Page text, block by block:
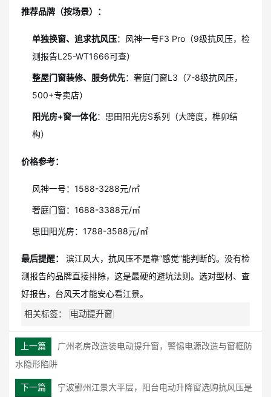
推荐品牌（按场景）：
单独换窗、追求抗风压：风神一号F3 Pro（9级抗风压，检
测报告L25-WT1666可查）
整屋门窗装修、服务优先：奢庭门窗L3（7-8级抗风压，
500+专卖店）
阳光房+窗一体化：思田阳光房S系列（大跨度，榫卯结
构）
价格参考：
风神一号：1588-3288元/㎡
奢庭门窗：1688-3388元/㎡
思田阳光房：1788-3588元/㎡
最后提醒：
滨江风大，抗风压不是靠“感觉”能判断的。没有检
测报告的品牌直接排除，这是最硬的避坑法则。选对型材、查
好报告，台风天才能安心看江景。
相关标签： 电动提升窗
上一篇
广州老房改造装电动提升窗，警惕电源改造与窗框防
水隐形陷阱
下一篇
宁波鄞州江景大平层，阳台电动升降窗选购抗风压是